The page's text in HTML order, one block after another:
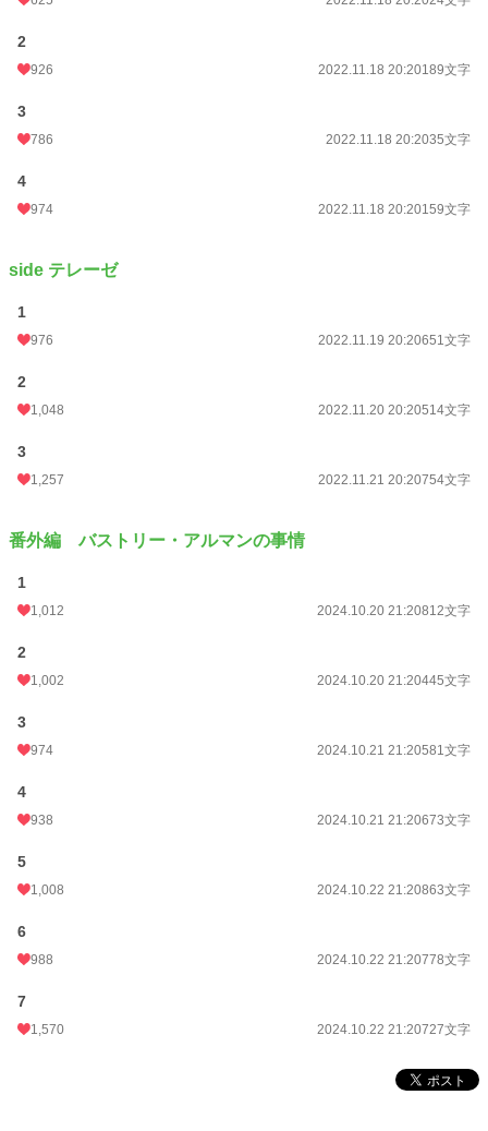
初回公開日時
年間ポイント
2
926 2022.11.18 20:20189文字
3
786 2022.11.18 20:2035文字
4
974 2022.11.18 20:20159文字
side テレーゼ
1
976 2022.11.19 20:20651文字
2
1,048 2022.11.20 20:20514文字
3
1,257 2022.11.21 20:20754文字
番外編 バストリー・アルマンの事情
1
1,012 2024.10.20 21:20812文字
2
1,002 2024.10.20 21:20445文字
3
974 2024.10.21 21:20581文字
4
938 2024.10.21 21:20673文字
5
1,008 2024.10.22 21:20863文字
6
988 2024.10.22 21:20778文字
7
1,570 2024.10.22 21:20727文字